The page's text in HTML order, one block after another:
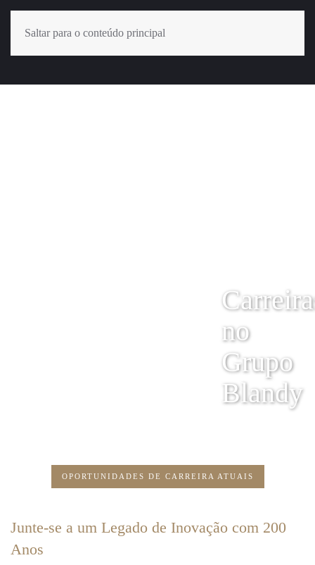
Saltar para o conteúdo principal
no
Grupo
Blandy
OPORTUNIDADES DE CARREIRA ATUAIS
Junte-se a um Legado de Inovação com 200
Anos